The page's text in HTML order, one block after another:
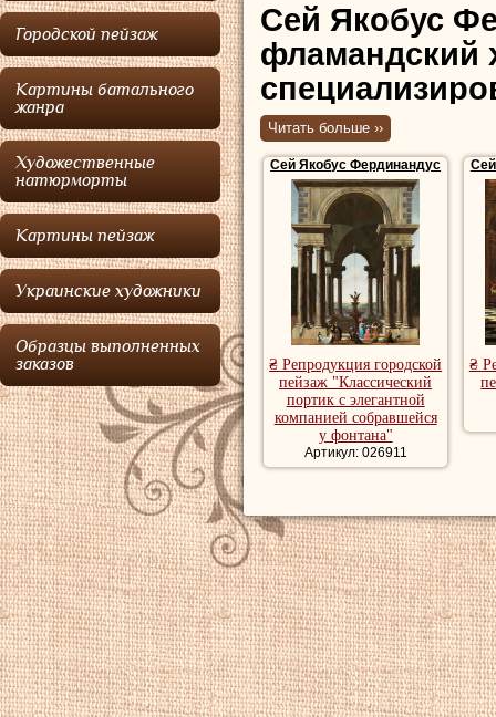
Городской пейзаж
Картины батального
жанра
Художественные
натюрморты
Картины пейзаж
Украинские художники
Образцы выполненных
заказов
Сей Якобус
фламандский
Возрождения
Сейродился в
арт-дилера Яна
архитектора и
Шуберта ван
гильдии святого
нем во
Сейвпервые
течение
записан в Вене в
Сейнаходился
Шуберта ван
архитектурные
дворцов эпохи
Читать больше ››
Сей Якобус Фердинандус
₴ Репродукция городской
пейзаж "Классический
портик с элегантной
компанией собравшейся
у фонтана"
Артикул: 026911
₴